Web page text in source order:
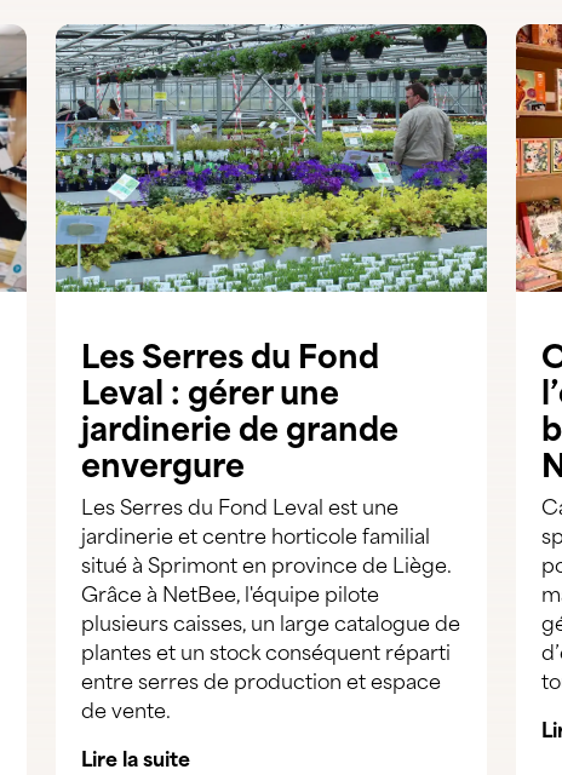
Les Serres du Fond
Leval : gérer une
jardinerie de grande
envergure
Les Serres du Fond Leval est une
jardinerie et centre horticole familial
situé à Sprimont en province de Liège.
Grâce à NetBee, l'équipe pilote
plusieurs caisses, un large catalogue de
plantes et un stock conséquent réparti
entre serres de production et espace
de vente.
Lire la suite